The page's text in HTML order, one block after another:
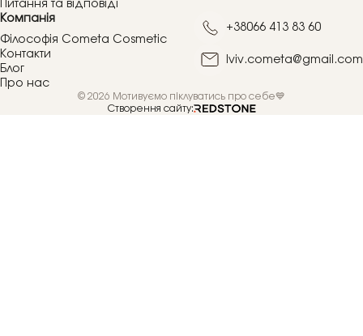
Питання та відповіді
Компанія
Філософія Cometa Cosmetic
Контакти
Блог
Про нас
+38066 413 83 60
lviv.cometa@gmail.com
© 2026 Мотивуємо піклуватись про себе💙
Створення сайту: